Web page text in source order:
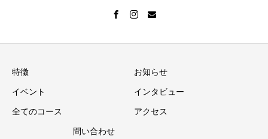
特徴
お知らせ
イベント
インタビュー
全てのコース
アクセス
問い合わせ